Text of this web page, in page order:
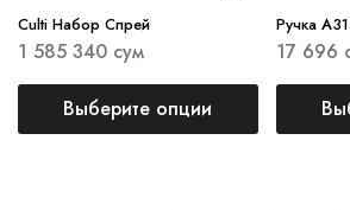
Culti Набор Спрей
1 585 340 сум
Выберите опции
Ручка
17 696